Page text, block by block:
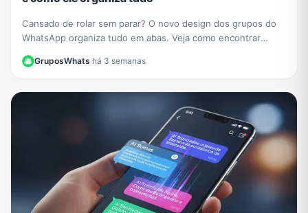
Cansado de rolar sem parar? O novo design dos grupos do
WhatsApp organiza tudo em abas. Veja como encontrar
GruposWhats·há 3 semanas